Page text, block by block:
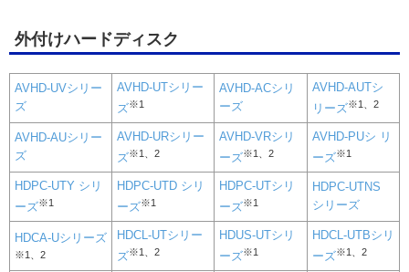
外付けハードディスク
AVHD-UVシリー
ズ
AVHD-UTシリー
ズ※1
AVHD-ACシリ
ーズ
AVHD-AUTシ
リーズ※1、2
AVHD-AUシリー
ズ
AVHD-URシリー
ズ※1、2
AVHD-VRシリ
ーズ※1、2
AVHD-PUシ リ
ーズ※1
HDPC-UTY シリ
ーズ※1
HDPC-UTD シリ
ーズ※1
HDPC-UTシリ
ーズ※1
HDPC-UTNS
シリーズ
HDCA-Uシリーズ
※1、2
HDCL-UTシリー
ズ※1、2
HDUS-UTシリ
ーズ※1
HDCL-UTBシリ
ーズ※1、2